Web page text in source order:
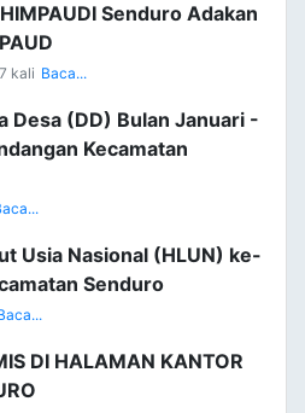
Senduro Adakan
kali Baca...
Desa (DD) Bulan Januari -
Kecamatan
Usia Nasional (HLUN) ke-
Senduro
DI HALAMAN KANTOR